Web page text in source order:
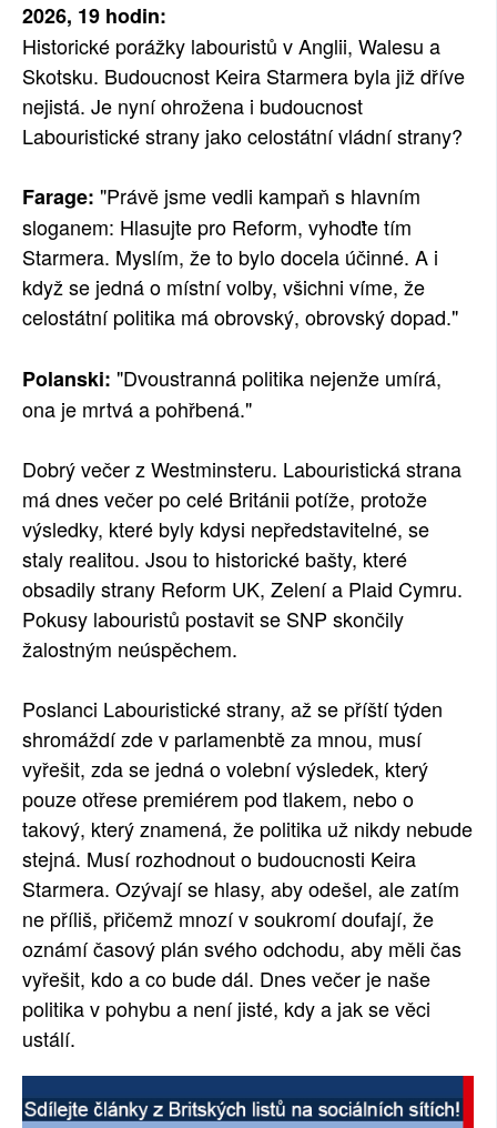
2026, 19 hodin:
Historické porážky labouristů v Anglii, Walesu a
Skotsku. Budoucnost Keira Starmera byla již dříve
nejistá. Je nyní ohrožena i budoucnost
Labouristické strany jako celostátní vládní strany?
Farage: "Právě jsme vedli kampaň s hlavním
sloganem: Hlasujte pro Reform, vyhoďte tím
Starmera. Myslím, že to bylo docela účinné. A i
když se jedná o místní volby, všichni víme, že
celostátní politika má obrovský, obrovský dopad."
Polanski: "Dvoustranná politika nejenže umírá,
ona je mrtvá a pohřbená."
Dobrý večer z Westminsteru. Labouristická strana
má dnes večer po celé Británii potíže, protože
výsledky, které byly kdysi nepředstavitelné, se
staly realitou. Jsou to historické bašty, které
obsadily strany Reform UK, Zelení a Plaid Cymru.
Pokusy labouristů postavit se SNP skončily
žalostným neúspěchem.
Poslanci Labouristické strany, až se příští týden
shromáždí zde v parlamenbtě za mnou, musí
vyřešit, zda se jedná o volební výsledek, který
pouze otřese premiérem pod tlakem, nebo o
takový, který znamená, že politika už nikdy nebude
stejná. Musí rozhodnout o budoucnosti Keira
Starmera. Ozývají se hlasy, aby odešel, ale zatím
ne příliš, přičemž mnozí v soukromí doufají, že
oznámí časový plán svého odchodu, aby měli čas
vyřešit, kdo a co bude dál. Dnes večer je naše
politika v pohybu a není jisté, kdy a jak se věci
ustálí.